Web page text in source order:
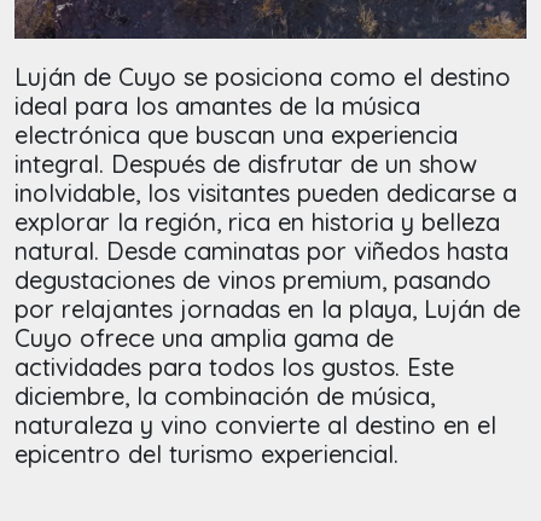
Luján de Cuyo se posiciona como el destino
ideal para los amantes de la música
electrónica que buscan una experiencia
integral. Después de disfrutar de un show
inolvidable, los visitantes pueden dedicarse a
explorar la región, rica en historia y belleza
natural. Desde caminatas por viñedos hasta
degustaciones de vinos premium, pasando
por relajantes jornadas en la playa, Luján de
Cuyo ofrece una amplia gama de
actividades para todos los gustos. Este
diciembre, la combinación de música,
naturaleza y vino convierte al destino en el
epicentro del turismo experiencial.